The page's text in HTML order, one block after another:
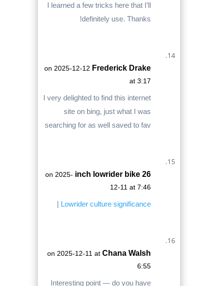
I learned a few tricks here that I’ll
definitely use. Thanks!
Frederick Drake
on 2025-12-12
at 3:17
I very delighted to find this internet
site on bing, just what I was
searching for as well saved to fav
26 inch lowrider bike
on 2025-
12-11 at 7:46
Lowrider culture significance
|
Chana Walsh
on 2025-12-11 at
6:55
Interesting point — do you have